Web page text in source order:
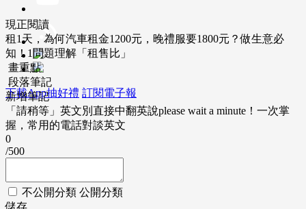
下載App抽好禮 訂閱電子報
現正閱讀
租1天，為何汽車租金1200元，晚禮服要1800元？做生意必
知！1問題理解「租售比」
畫重點
段落筆記
新增筆記
「請稍等」英文別直接中翻英說please wait a minute！一次掌
握，常用的電話對談英文
0
/500
不公開分類 公開分類
儲存